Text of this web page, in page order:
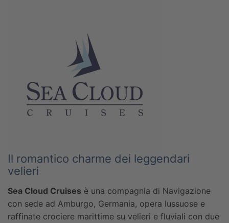
Il romantico charme dei leggendari
velieri
Sea Cloud Cruises è una compagnia di Navigazione
con sede ad Amburgo, Germania, opera lussuose e
raffinate crociere marittime su velieri e fluviali con due